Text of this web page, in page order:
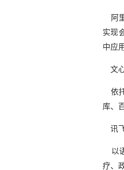
阿
实现
中应
文心
依
库、
讯飞
以
疗、